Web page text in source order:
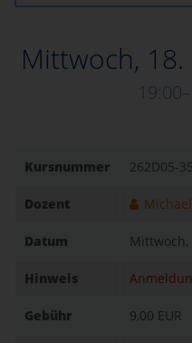
Mittwoch,
Kursnummer 262D05-35
Dozent
Datum Mittwoch,
Hinweis
Gebühr 9,00 EUR